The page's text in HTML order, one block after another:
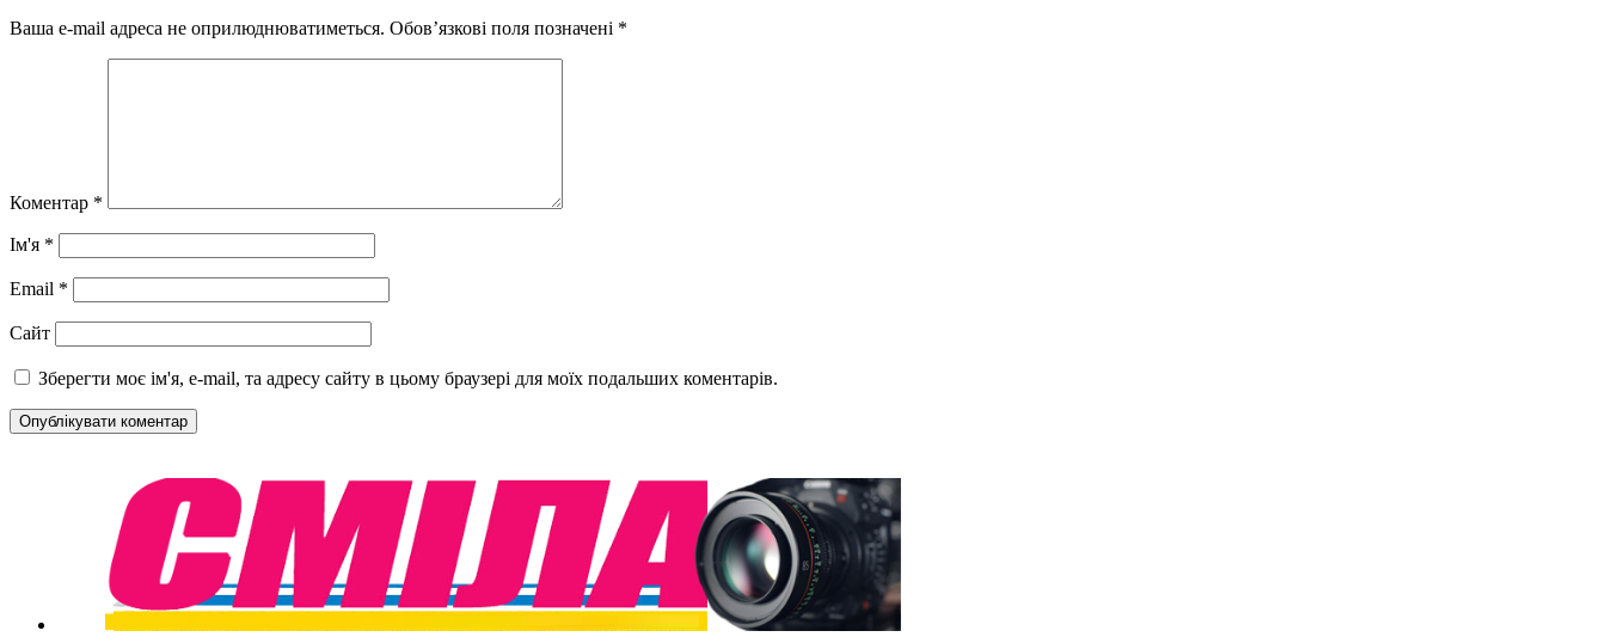
Ваша e-mail адреса не оприлюднюватиметься. Обов’язкові поля позначені *
Коментар *
Ім'я *
Email *
Сайт
Зберегти моє ім'я, e-mail, та адресу сайту в цьому браузері для моїх подальших коментарів.